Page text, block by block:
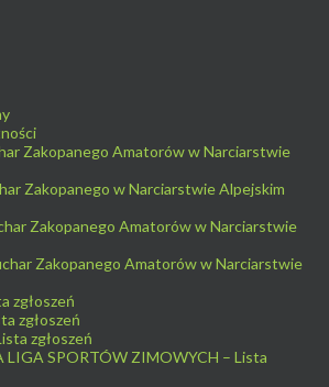
Zakopanego Amatorów w Narciarstwie
Zakopanego w Narciarstwie Alpejskim
Zakopanego Amatorów w Narciarstwie
Zakopanego Amatorów w Narciarstwie
zgłoszeń
zgłoszeń
zgłoszeń
LIGA SPORTÓW ZIMOWYCH – Lista